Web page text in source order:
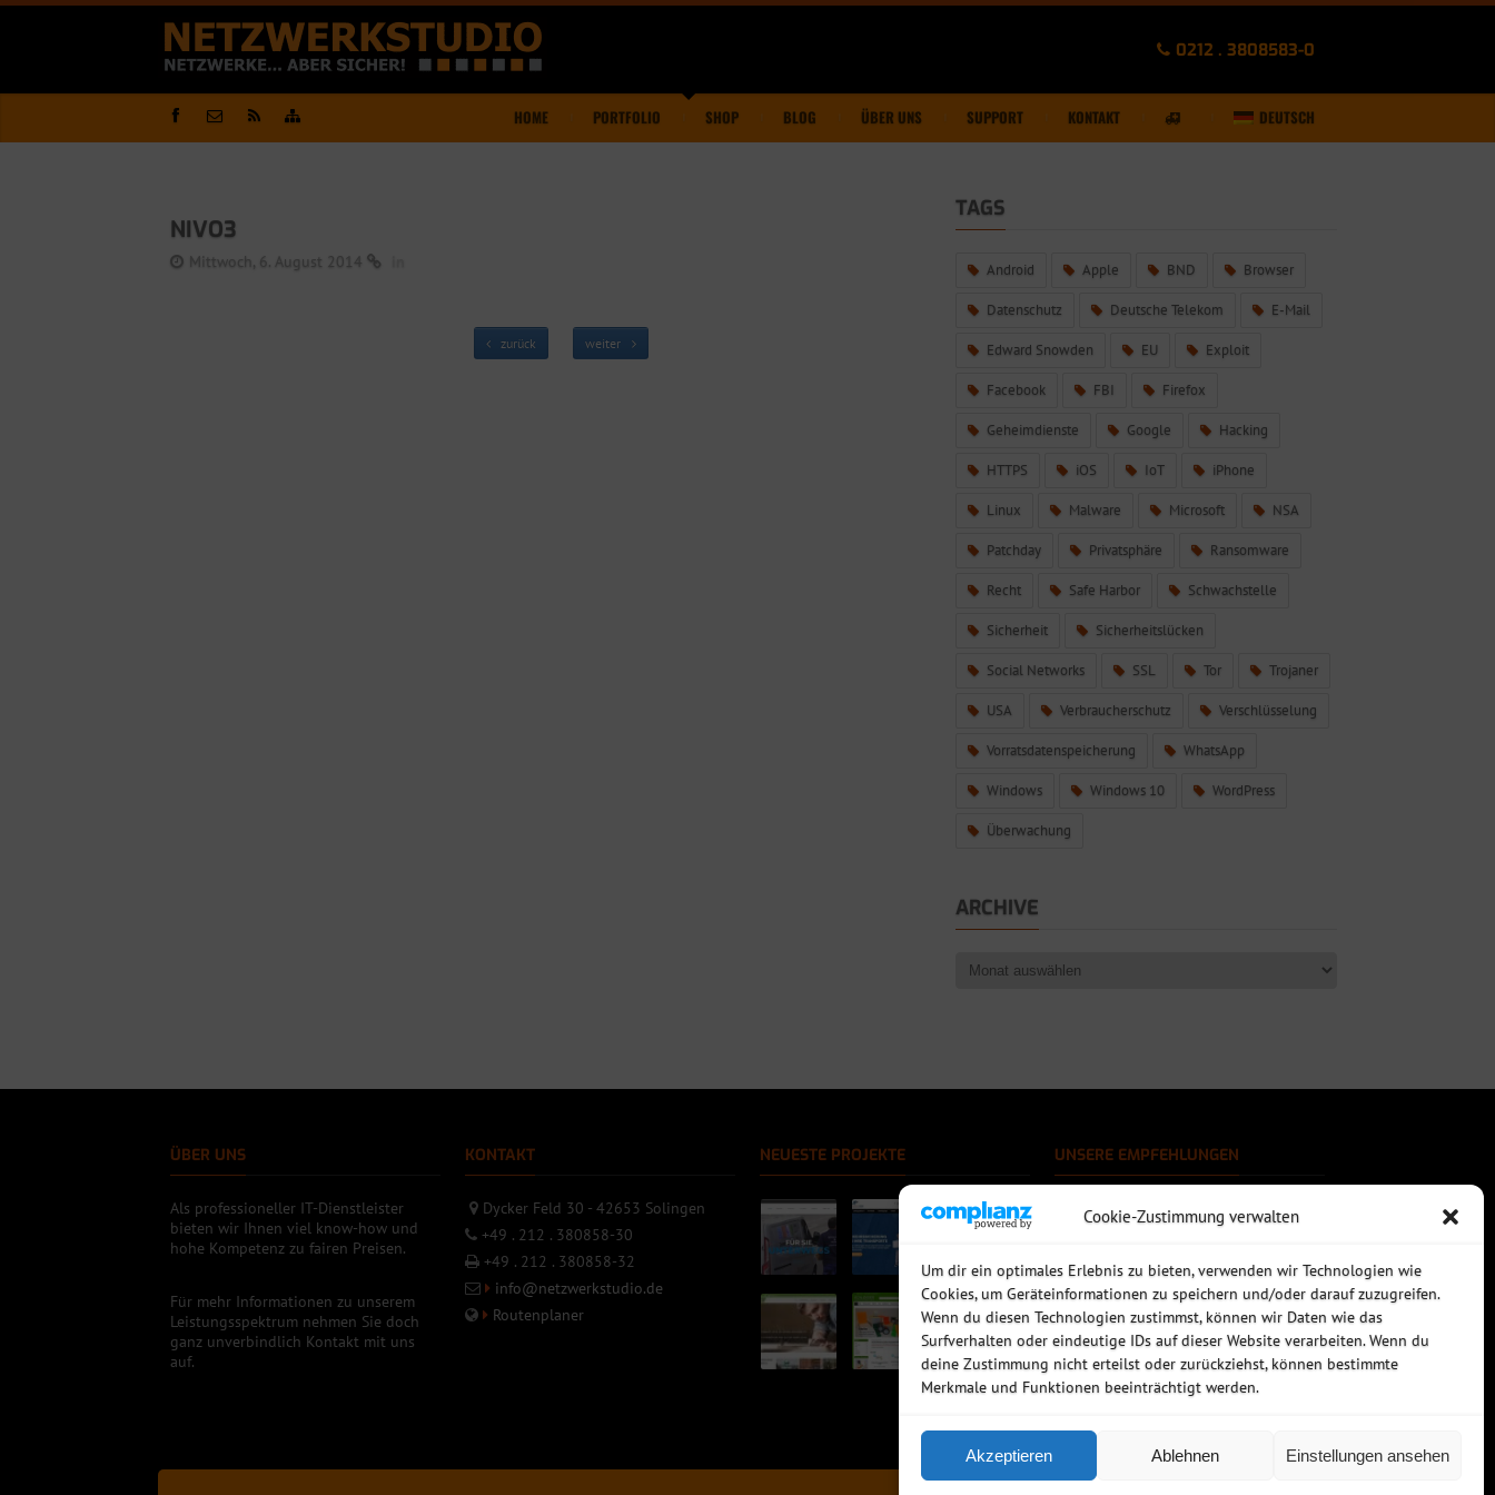
Cookie-Zustimmung verwalten
Um dir ein optimales Erlebnis zu bieten, verwenden wir Technologien wie
Cookies, um Geräteinformationen zu speichern und/oder darauf zuzugreifen.
Wenn du diesen Technologien zustimmst, können wir Daten wie das
Surfverhalten oder eindeutige IDs auf dieser Website verarbeiten. Wenn du
deine Zustimmung nicht erteilst oder zurückziehst, können bestimmte
Merkmale und Funktionen beeinträchtigt werden.
Akzeptieren Ablehnen Einstellungen ansehen
0212 . 3808583-0
HOME PORTFOLIO SHOP BLOG ÜBER UNS SUPPORT KONTAKT DEUTSCH
NIVO3
Mittwoch, 6. August 2014
zurück weiter
TAGS
Android Apple BND Browser
Datenschutz Deutsche Telekom E-Mail
Edward Snowden EU Exploit
Facebook FBI Firefox
Geheimdienste Google Hacking
HTTPS iOS IoT iPhone
Linux Malware Microsoft NSA
Patchday Privatsphäre Ransomware
Recht Safe Harbor Schwachstelle
Sicherheit Sicherheitslücken
Social Networks SSL Tor Trojaner
USA Verbraucherschutz Verschlüsselung
Vorratsdatenspeicherung WhatsApp
Windows Windows 10 WordPress
Überwachung
ARCHIVE
ÜBER UNS
Als professioneller IT-Dienstleister
bieten wir Ihnen viel know-how und
hohe Kompetenz zu fairen Preisen.
Für mehr Informationen zu unserem
Leistungsspektrum nehmen Sie doch
ganz unverbindlich Kontakt mit uns
auf.
KONTAKT
Dycker Feld 30 - 42653 Solingen
+49 . 212 . 380858-30
+49 . 212 . 380858-32
info@netzwerkstudio.de
Routenplaner
NEUESTE PROJEKTE UNSERE EMPFEHLUNGEN
Rechtssichere Email-Archivierung
MDaemon Mail- & Groupwareserver
Sophos UTM - Mehr als eine Firewall